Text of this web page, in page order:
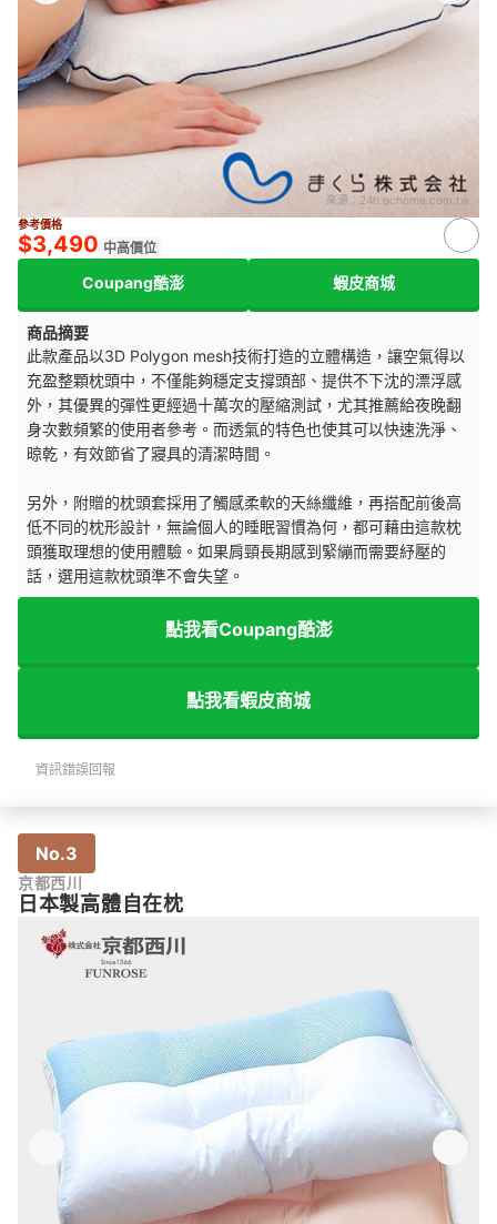
來源： 24h.pchome.com.tw
參考價格
$3,490 中高價位
Coupang酷澎 蝦皮商城
商品摘要
此款產品以3D Polygon mesh技術打造的立體構造，讓空氣得以
充盈整顆枕頭中，不僅能夠穩定支撐頭部、提供不下沈的漂浮感
外，其優異的彈性更經過十萬次的壓縮測試，尤其推薦給夜晚翻
身次數頻繁的使用者參考。而透氣的特色也使其可以快速洗淨、
晾乾，有效節省了寢具的清潔時間。
另外，附贈的枕頭套採用了觸感柔軟的天絲纖維，再搭配前後高
低不同的枕形設計，無論個人的睡眠習慣為何，都可藉由這款枕
頭獲取理想的使用體驗。如果肩頸長期感到緊繃而需要紓壓的
話，選用這款枕頭準不會失望。
點我看Coupang酷澎
點我看蝦皮商城
資訊錯誤回報
No.3
京都西川
日本製高體自在枕